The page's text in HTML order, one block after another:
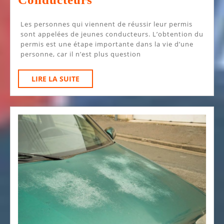
Les
Règles
De
Pour
Les
Jeunes
Conducteurs
Les personnes qui viennent de réussir leur permis
sont appelées de jeunes conducteurs. L’obtention du
permis est une étape importante dans la vie d’une
personne, car il n’est plus question
LIRE LA SUITE
LA